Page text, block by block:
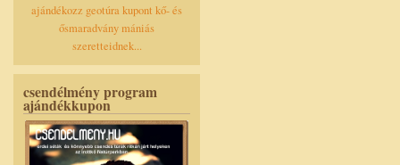
ajándékozz geotúra kupont kő- és
ősmaradvány mániás
szeretteidnek...
csendélmény program
ajándékkupon